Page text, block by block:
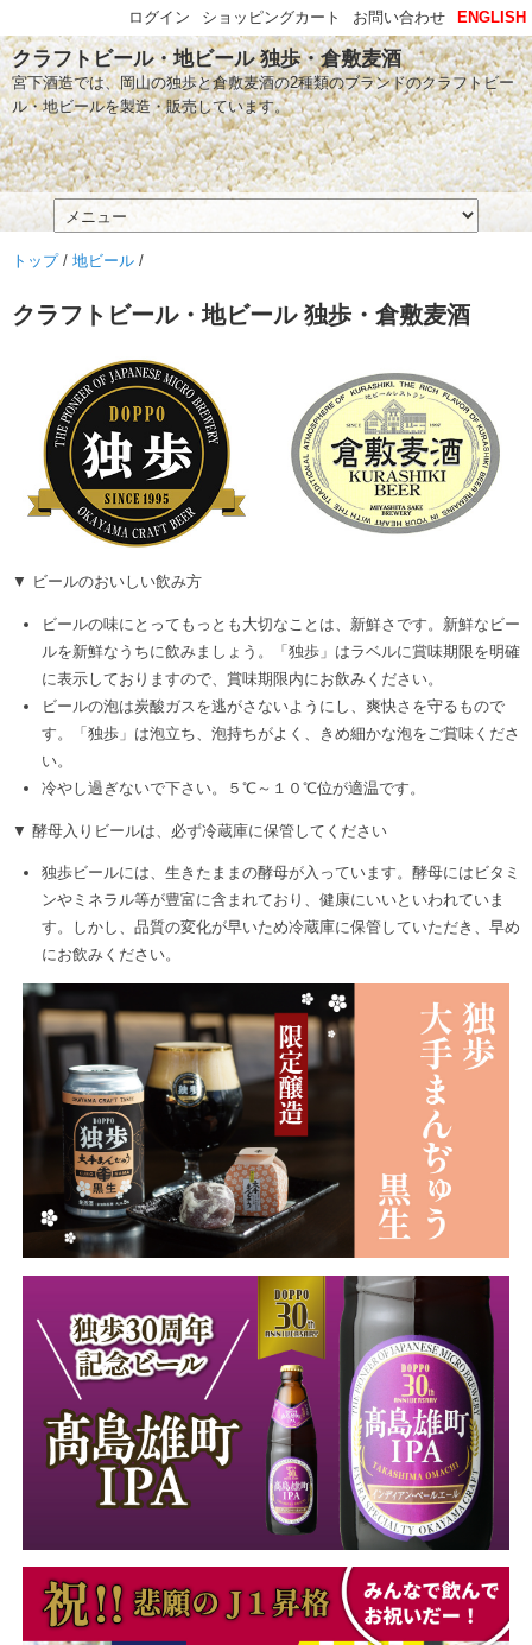
クラフトビール・地ビール 独歩・倉敷麦酒
宮下酒造では、岡山の独歩と倉敷麦酒の2種類のブランドのクラフトビー
ル・地ビールを製造・販売しています。
トップ/ 地ビール /
クラフトビール・地ビール 独歩・倉敷麦酒
▼ ビールのおいしい飲み方
ビールの味にとってもっとも大切なことは、新鮮さです。新鮮なビー
ルを新鮮なうちに飲みましょう。「独歩」はラベルに賞味期限を明確
に表示しておりますので、賞味期限内にお飲みください。
ビールの泡は炭酸ガスを逃がさないようにし、爽快さを守るもので
す。「独歩」は泡立ち、泡持ちがよく、きめ細かな泡をご賞味くださ
い。
冷やし過ぎないで下さい。５℃～１０℃位が適温です。
▼ 酵母入りビールは、必ず冷蔵庫に保管してください
独歩ビールには、生きたままの酵母が入っています。酵母にはビタミ
ンやミネラル等が豊富に含まれており、健康にいいといわれていま
す。しかし、品質の変化が早いため冷蔵庫に保管していただき、早め
にお飲みください。
ENGLISH
お問い合わせ
ショッピングカート
ログイン